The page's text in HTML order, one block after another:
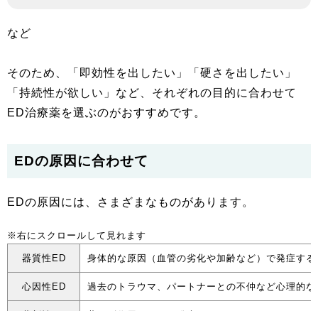
など
そのため、「即効性を出したい」「硬さを出したい」
「持続性が欲しい」など、それぞれの目的に合わせて
ED治療薬を選ぶのがおすすめです。
EDの原因に合わせて
EDの原因には、さまざまなものがあります。
器質性ED 身体的な原因（血管の劣化や加齢など）で発症する
心因性ED 過去のトラウマ、パートナーとの不仲など心理的